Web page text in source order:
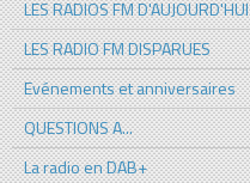
LES RADIOS FM D'AUJOURD'HUI
LES RADIO FM DISPARUES
Evénements et anniversaires
QUESTIONS A...
La radio en DAB+